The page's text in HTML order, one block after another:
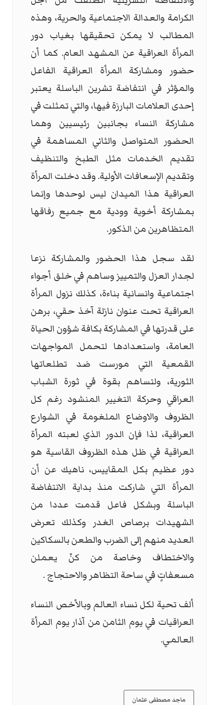
الكرامة والعدالة الاجتماعية والحرية، وهذه
المطالب لا يمكن تحقيقها بغياب دور
المرأة العراقية عن المشهد العام. كما أن
حضور ومشاركة المرأة العراقية الفاعل
والمؤثر في انتفاضة تشرين الباسلة يعتبر
إحدى العلامات البارزة فيها، والتي تمثلت في
مشاركة النساء بجانبين رئيسيين وهما
الحضور المتواصل والثاني المساهمة في
تقديم الخدمات مثل الطبخ والتنظيف
وتقديم الإسعافات الأولية. وقد دخلت المرأة
العراقية هذا الميدان ليس لوحدها وإنما
بمشاركة أخوية وودية مع جميع رفاقها
المتظاهرين من الذكور.
لقد سجل هذا الحضور والمشاركة نزعا
لجدار العزل والتمييز وساهم في خلق أجواء
اجتماعية وانسانية بناءة، كذلك نزول المرأة
العراقية تحت عنوان نازلة آخذ حقي، برهن
على قدرتها في المشاركة بكافة شؤون الحياة
العامة، واستعدادها لتحمل المواجهات
القمعية التي مورست ضد تطلعاتها
الثورية، ولتساهم بقوة في ثورة الشباب
العراقي وحركة التغيير المنشود رغم كل
الظروف والاوضاع الملغومة في الشوارع
العراقية، لذا فإن الدور الذي لعبته المرأة
العراقية في ظل هذه الظروف القاسية هو
دور عظيم بكل المقاييس، ناهيك عن أن
المرأة التي شاركت منذ بداية الانتفاضة
الباسلة وبشكل فاعل قدمت عددا من
الشهيدات برصاص الغدر وكذلك تعرض
العديد منهم إلى الضرب والطعن بالسكاكين
والاختطاف وخاصة من كنّ يعملن
مسعفاتٍ في ساحة التظاهر والاحتجاج .
ألف تحية لكل نساء العالم وبالأخص النساء
العراقيات في يوم الثامن من آذار يوم المرأة
العالمي.
ماجد مصطفى عثمان